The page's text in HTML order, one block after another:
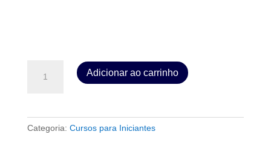
Adicionar ao carrinho
Categoria: Cursos para Iniciantes